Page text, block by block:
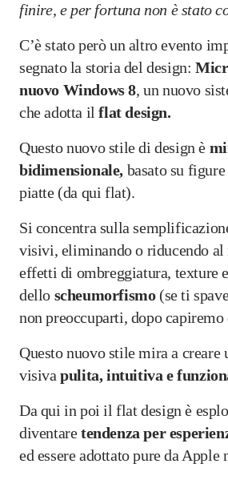
finire, e per fortuna non è stato
C’è stato però un altro evento
segnato la storia del design:
nuovo Windows 8, un nuovo
che adotta ilflat design.
Questo nuovo stile di design è
bidimensionale, basato su
piatte (da qui flat).
Si concentra sulla
visivi, eliminando o riducendo
effetti di ombreggiatura, texture
dello scheumorfismo(se ti
non preoccuparti, dopo
Questo nuovo stile mira a creare
visivapulita, intuitiva e
Da qui in poi il flat design è
diventaretendenza per
ed essere adottato pure da Apple